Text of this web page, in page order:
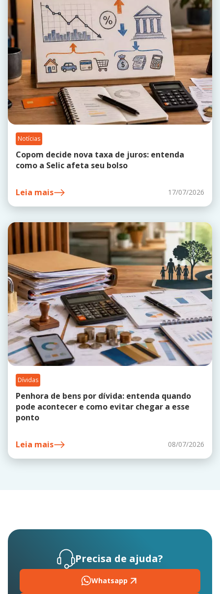
Notícias
Copom decide nova taxa de juros: entenda
como a Selic afeta seu bolso
Leia mais 17/07/2026
Dívidas
Penhora de bens por dívida: entenda quando
pode acontecer e como evitar chegar a esse
ponto
Leia mais 08/07/2026
Precisa de ajuda?
Whatsapp